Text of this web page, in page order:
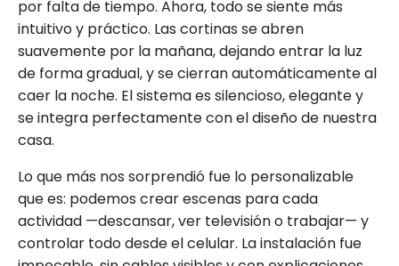
por falta de tiempo. Ahora, todo se siente más
intuitivo y práctico. Las cortinas se abren
suavemente por la mañana, dejando entrar la luz
de forma gradual, y se cierran automáticamente al
caer la noche. El sistema es silencioso, elegante y
se integra perfectamente con el diseño de nuestra
casa.
Lo que más nos sorprendió fue lo personalizable
que es: podemos crear escenas para cada
actividad —descansar, ver televisión o trabajar— y
controlar todo desde el celular. La instalación fue